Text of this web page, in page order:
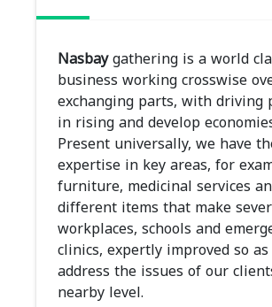
Nasbaygathering is a world
business working crosswise
exchanging parts, with driving
in rising and develop
Present universally, we have
expertise in key areas, for
furniture, medicinal services
different items that make
workplaces, schools and
clinics, expertly improved so
address the issues of our
nearby level.